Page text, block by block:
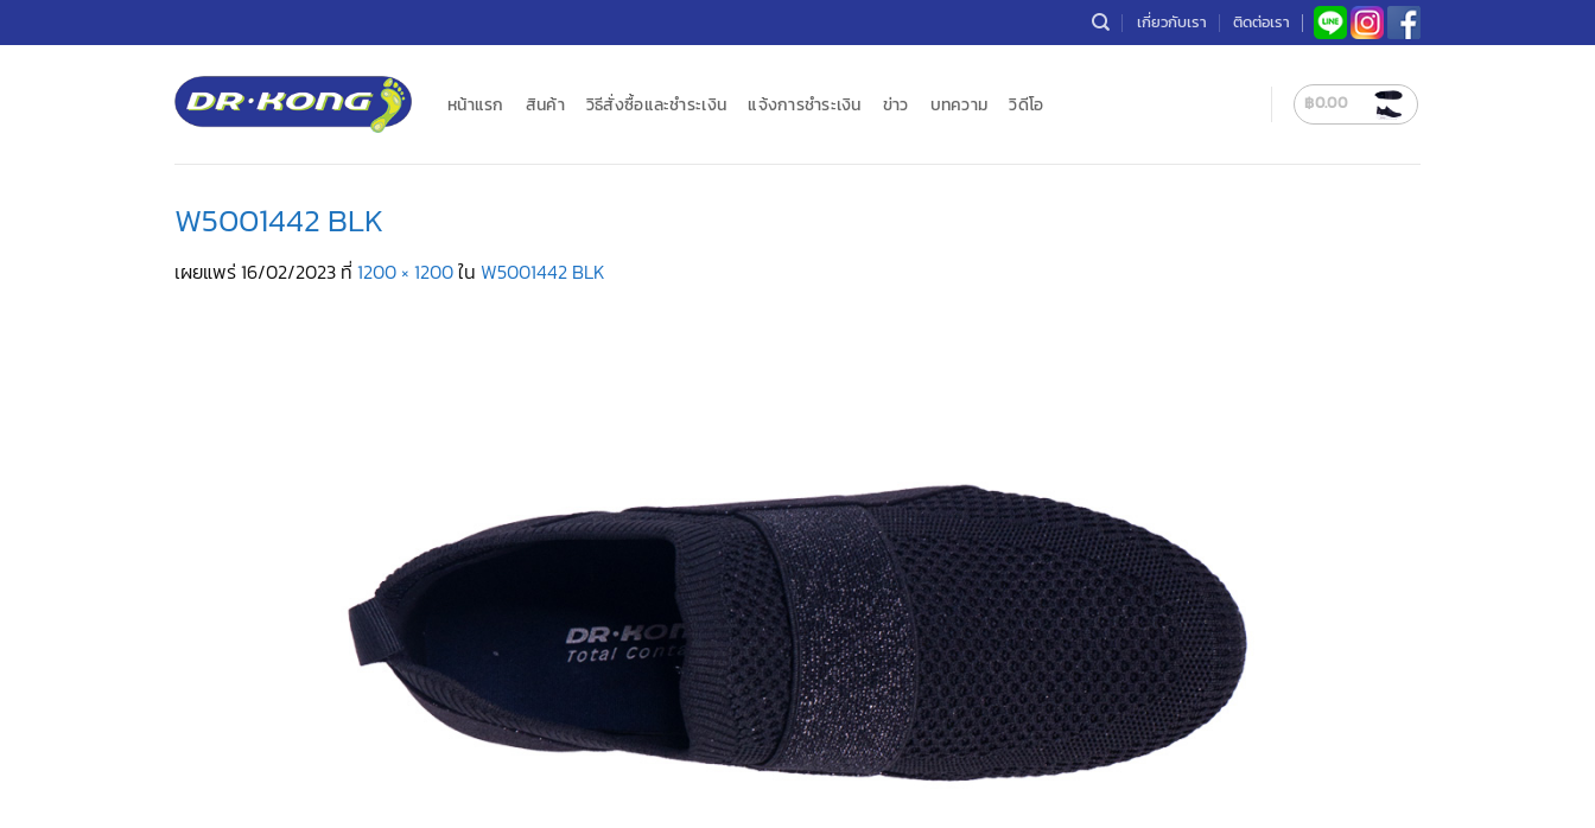
ไป
เกี่ยวกับเรา ติดต่อเรา
หน้าแรก สินค้า วิธีสั่งซื้อและชำระเงิน แจ้งการชำระเงิน ข่าว บทความ วิดีโอ ฿0.00
W5001442 BLK
เผยแพร่16/02/2023 ที่ 1200 × 1200ใน W5001442 BLK